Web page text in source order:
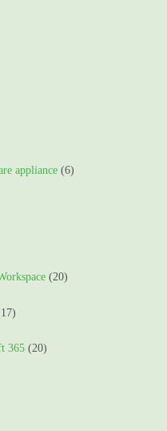
appliance (6)
(20)
365 (20)